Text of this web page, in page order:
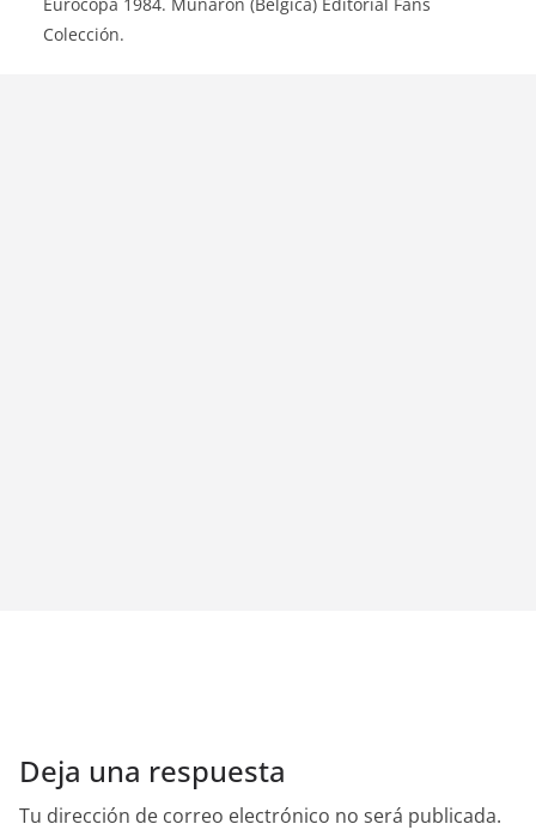
Colección.
Deja una respuesta
Tu dirección de correo electrónico no será publicada.